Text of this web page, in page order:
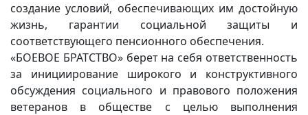
создание условий, обеспечивающих им достойную
жизнь, гарантии социальной защиты и
соответствующего пенсионного обеспечения.
«БОЕВОЕ БРАТСТВО» берет на себя ответственность
за инициирование широкого и конструктивного
обсуждения социального и правового положения
ветеранов в обществе с целью выполнения